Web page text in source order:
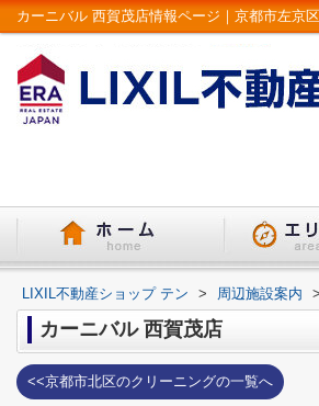
カーニバル 西賀茂店情報ページ｜京都市左京
LIXIL不動産ショップ テン > 周辺施設案内 >
カーニバル 西賀茂店
<<京都市北区のクリーニングの一覧へ